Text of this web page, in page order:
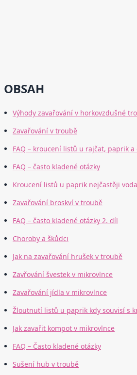
OBSAH
Výhody zavařování v horkovzdušné
Zavařování v troubě
FAQ – kroucení listů u rajčat, paprik
FAQ – často kladené otázky
Kroucení listů u paprik nejčastěji
Zavařování broskví v troubě
FAQ – často kladené otázky 2. díl
Choroby a škůdci
Jak na zavařování hrušek v troubě
Zavřování švestek v mikrovlnce
Zavařování jídla v mikrovlnce
Žloutnutí listů u paprik kdy souvisí s
Jak zavařit kompot v mikrovlnce
FAQ – Často kladené otázky
Sušení hub v troubě